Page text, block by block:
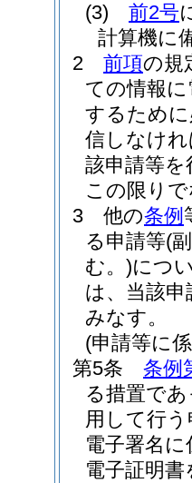
(3)
前2号
計算機に
2
前項の規
ての情報
するため
信しなけ
該申請等
この限り
3
他の条例
る申請等(
む。)につ
は、当該
みなす。
(申請等に
第5条
条例
る措置で
用して行
電子署名
電子証明